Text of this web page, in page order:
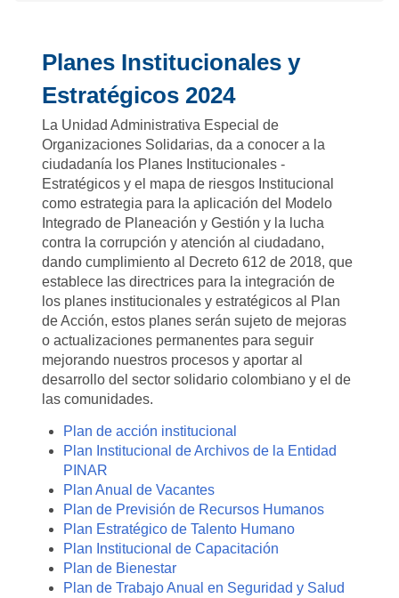
Planes Institucionales y
Estratégicos 2024
La Unidad Administrativa Especial de
Organizaciones Solidarias, da a conocer a la
ciudadanía los Planes Institucionales -
Estratégicos y el mapa de riesgos Institucional
como estrategia para la aplicación del Modelo
Integrado de Planeación y Gestión y la lucha
contra la corrupción y atención al ciudadano,
dando cumplimiento al Decreto 612 de 2018, que
establece las directrices para la integración de
los planes institucionales y estratégicos al Plan
de Acción, estos planes serán sujeto de mejoras
o actualizaciones permanentes para seguir
mejorando nuestros procesos y aportar al
desarrollo del sector solidario colombiano y el de
las comunidades.
Plan de acción institucional
Plan Institucional de Archivos de la Entidad
PINAR
Plan Anual de Vacantes
Plan de Previsión de Recursos Humanos
Plan Estratégico de Talento Humano
Plan Institucional de Capacitación
Plan de Bienestar
Plan de Trabajo Anual en Seguridad y Salud